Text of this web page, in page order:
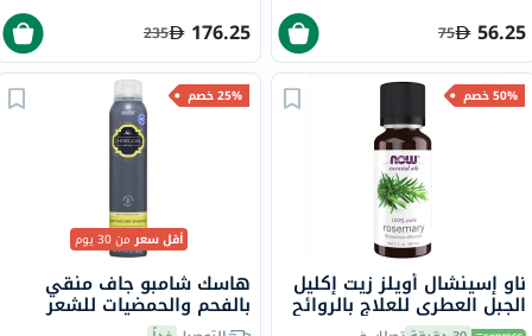
56.25
75
176.25
235
50% خصم
ناو إسينشال أويلز زيت إكليل
الجبل العطري للعلاج بالروائح
العطرية 30 مل
25% خصم
أقل سعرمن 30 يوم
هاسك شامبو جاف منقي
بالفحم والحمضيات للشعر
الدهني 122 جرام